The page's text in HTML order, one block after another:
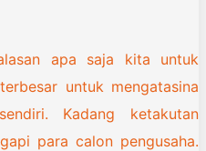
apa saja kita untuk
untuk mengatasina
Kadang ketakutan
para calon pengusaha.